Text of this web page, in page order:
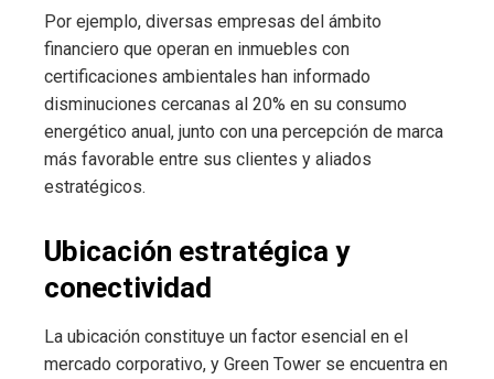
Por ejemplo, diversas empresas del ámbito
financiero que operan en inmuebles con
certificaciones ambientales han informado
disminuciones cercanas al 20% en su consumo
energético anual, junto con una percepción de marca
más favorable entre sus clientes y aliados
estratégicos.
Ubicación estratégica y
conectividad
La ubicación constituye un factor esencial en el
mercado corporativo, y Green Tower se encuentra en